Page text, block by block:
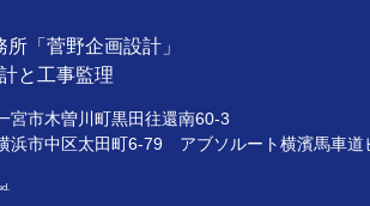
「菅野企画設計」
と工事監理
宮市木曽川町黒田往還南60-3
浜市中区太田町6-79 アブソルート横濱馬車道